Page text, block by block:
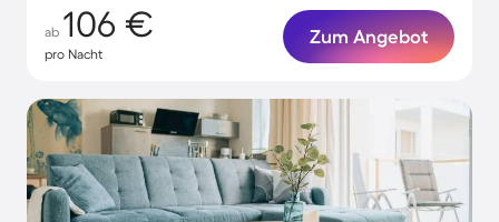
ab 106 €
pro Nacht
Zum Angebot